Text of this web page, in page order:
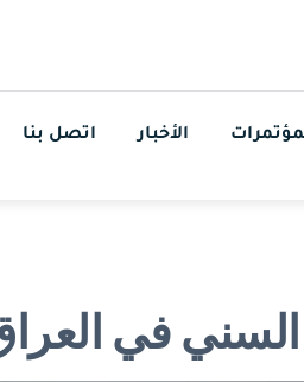
الأخبار اتصل بنا
السني في